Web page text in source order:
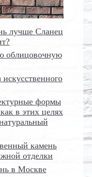
лучше Сланец
облицовочную
формы
в этих целях
камень
отделки
в Москве